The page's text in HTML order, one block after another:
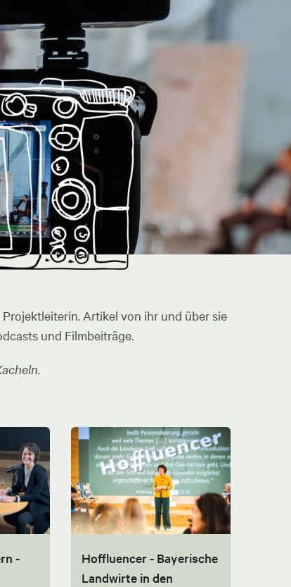
Artikel von ihr und über sie
und Filmbeiträge.
-
Hoffluencer - Bayerische
Landwirte in den